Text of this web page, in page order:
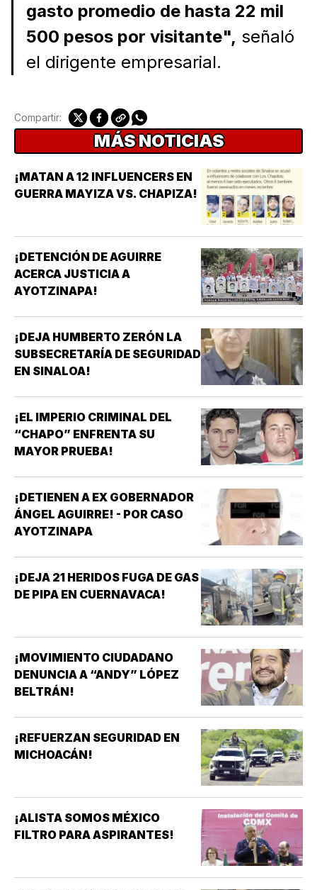
gasto promedio de hasta 22 mil
500 pesos por visitante", señaló
el dirigente empresarial.
Compartir:
MÁS NOTICIAS
¡MATAN A 12 INFLUENCERS EN
GUERRA MAYIZA VS. CHAPIZA!
¡DETENCIÓN DE AGUIRRE
ACERCA JUSTICIA A
AYOTZINAPA!
¡DEJA HUMBERTO ZERÓN LA
SUBSECRETARÍA DE SEGURIDAD
EN SINALOA!
¡EL IMPERIO CRIMINAL DEL
“CHAPO” ENFRENTA SU
MAYOR PRUEBA!
¡DETIENEN A EX GOBERNADOR
ÁNGEL AGUIRRE! - POR CASO
AYOTZINAPA
¡DEJA 21 HERIDOS FUGA DE GAS
DE PIPA EN CUERNAVACA!
¡MOVIMIENTO CIUDADANO
DENUNCIA A “ANDY” LÓPEZ
BELTRÁN!
¡REFUERZAN SEGURIDAD EN
MICHOACÁN!
¡ALISTA SOMOS MÉXICO
FILTRO PARA ASPIRANTES!